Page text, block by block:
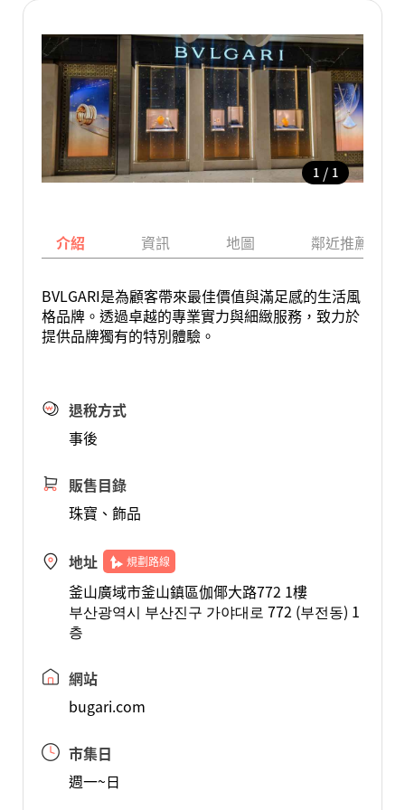
1 / 1
介紹 資訊 地圖 鄰近推薦景點
BVLGARI是為顧客帶來最佳價值與滿足感的生活風
格品牌。透過卓越的專業實力與細緻服務，致力於
提供品牌獨有的特別體驗。
退稅方式
事後
販售目錄
珠寶、飾品
地址 規劃路線
釜山廣域市釜山鎮區伽倻大路772 1樓
부산광역시 부산진구 가야대로 772 (부전동) 1
층
網站
bugari.com
市集日
週一~日